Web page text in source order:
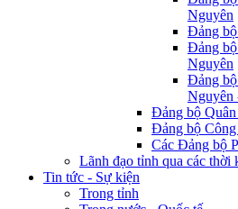
Nguyên
Đảng
Đảng
Nguyên
Đảng
Nguyên
Đảng bộ
Đảng bộ Công
Các Đảng bộ
Lãnh đạo tỉnh qua các thời
Tin tức - Sự kiện
Trong tỉnh